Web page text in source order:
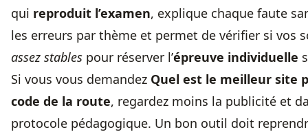
qui reproduit l’examen, explique chaque faute
les erreurs par thème et permet de vérifier si vos
assez stables pour réserver l’épreuve individuelle
Si vous vous demandez Quel est le meilleur site
code de la route, regardez moins la publicité et
protocole pédagogique. Un bon outil doit